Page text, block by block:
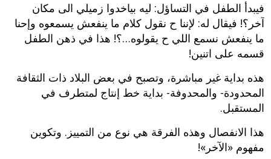
فيبدأ الطفل في التساؤل: ليه بياخدوا زميلي الى مكان
آخر؟! فيقال له: لإننا ح نقول كلام ما ينفعش يسمعوه وإحنا
ما ينفعش نسمع اللي ح يقولوه…؟! هذا في ذهن الطفل
قسمه على اتنين!
هذه بداية غير مباشرة، وتصبح في بعض البلاد ذات الثقافة
المحدودة- والمحدوفة- بداية خط إنتاج لمتطرف في
المستقبل.
هذا الانفصال وهذه الفرقة هي نوع من التمييز. وتكوين
مفهوم «الآخر»!